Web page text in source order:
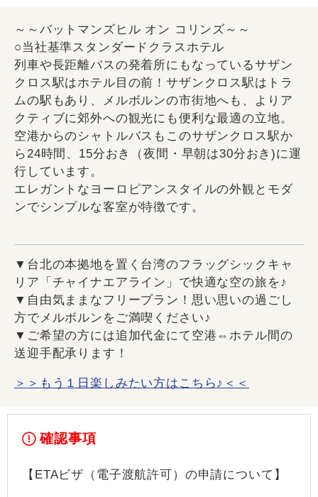
～～バットマンズヒル オン コリンズ～～
○当社基準スタンダードクラスホテル
列車や長距離バスの発着所にもなっているサザン
クロス駅はホテル目の前！サザンクロス駅はトラ
ムの駅もあり、メルボルンの市街地へも、よりア
クティブに郊外への観光にも便利な最適の立地。
空港からのシャトルバスもこのサザンクロス駅か
ら24時間、15分おき（夜間・早朝は30分おき)に運
行しています。
エレガントなヨーロピアンスタイルの外観とモダ
ンでシンプルな客室が特徴です。
▼台北の本拠地を置く台湾のフラッグシックキャ
リア「チャイナエアライン」で快適な空の旅を♪
▼自由気ままなフリープラン！思い思いの過ごし
方でメルボルンをご満喫ください♪
▼ご希望の方には追加代金にて空港⇔ホテル間の
送迎手配承ります！
＞＞もう１日楽しみたい方はこちら♪＜＜
確認事項
【ETAビザ（電子渡航許可）の申請について】